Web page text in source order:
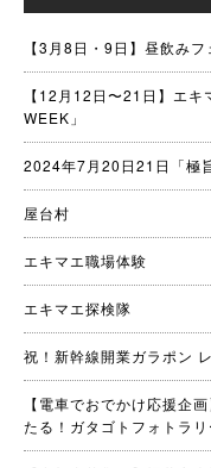
【3月8日・9日】昼飲みフ
【12月12日〜21日】エ
WEEK」
2024年7月20日21日「極
屋台村
エキマエ職場体験
エキマエ探検隊
祝！新幹線開業ガラポン
【電車でおでかけ応援企
たる！ガタゴトフォトラ